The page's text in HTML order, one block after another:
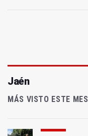
Jaén
MÁS VISTO ESTE MES